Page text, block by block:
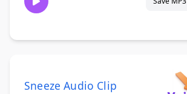
Sneeze Audio Clip